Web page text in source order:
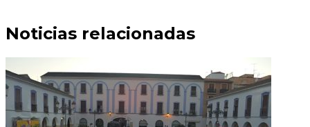
Noticias relacionadas